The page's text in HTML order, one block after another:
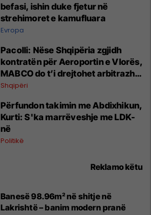
befasi, ishin duke fjetur në
strehimoret e kamufluara
Evropa
Pacolli: Nëse Shqipëria zgjidh
kontratën për Aeroportin e Vlorës,
MABCO do t’i drejtohet arbitrazhit
ndërkombëtar
Shqipëri
Përfundon takimin me Abdixhikun,
Kurti: S'ka marrëveshje me LDK-
në
Politikë
Reklamo këtu
Banesë 98.96m² në shitje në
Lakrishtë – banim modern pranë